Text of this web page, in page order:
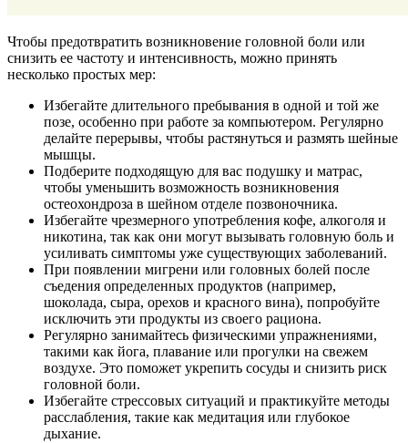
Чтобы предотвратить возникновение головной боли или
снизить ее частоту и интенсивность, можно принять
несколько простых мер:
Избегайте длительного пребывания в одной и той же
позе, особенно при работе за компьютером. Регулярно
делайте перерывы, чтобы растянуться и размять шейные
мышцы.
Подберите подходящую для вас подушку и матрас,
чтобы уменьшить возможность возникновения
остеохондроза в шейном отделе позвоночника.
Избегайте чрезмерного употребления кофе, алкоголя и
никотина, так как они могут вызывать головную боль и
усиливать симптомы уже существующих заболеваний.
При появлении мигрени или головных болей после
съедения определенных продуктов (например,
шоколада, сыра, орехов и красного вина), попробуйте
исключить эти продукты из своего рациона.
Регулярно занимайтесь физическими упражнениями,
такими как йога, плавание или прогулки на свежем
воздухе. Это поможет укрепить сосуды и снизить риск
головной боли.
Избегайте стрессовых ситуаций и практикуйте методы
расслабления, такие как медитация или глубокое
дыхание.